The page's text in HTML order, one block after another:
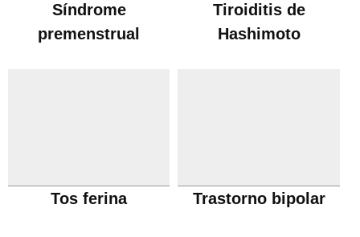
Síndrome
premenstrual
Tiroiditis de
Hashimoto
Tos ferina Trastorno bipolar